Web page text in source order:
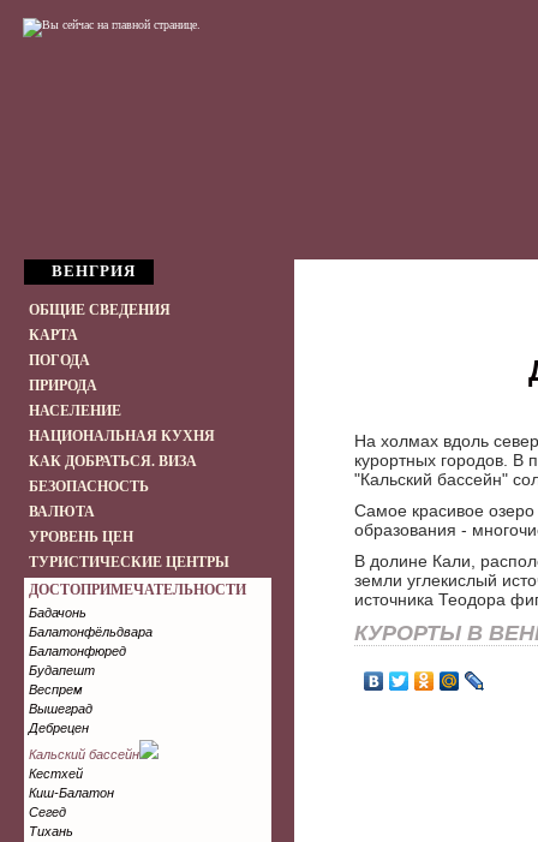
ВЕНГРИЯ
ОБЩИЕ СВЕДЕНИЯ
КАРТА
ПОГОДА
ПРИРОДА
НАСЕЛЕНИЕ
НАЦИОНАЛЬНАЯ КУХНЯ
КАК ДОБРАТЬСЯ. ВИЗА
БЕЗОПАСНОСТЬ
ВАЛЮТА
УРОВЕНЬ ЦЕН
ТУРИСТИЧЕСКИЕ ЦЕНТРЫ
ДОСТОПРИМЕЧАТЕЛЬНОСТИ
Бадачонь
Балатонфёльдвара
Балатонфюред
Будапешт
Веспрем
Вышеград
Дебрецен
Кальский бассейн
Кестхей
Киш-Балатон
Сегед
Тихань
На холмах вдоль
курортных городов. В
"Кальский бассейн"
Самое красивое озеро
образования -
В долине Кали,
земли углекислый
источника Теодора
КУРОРТЫ В